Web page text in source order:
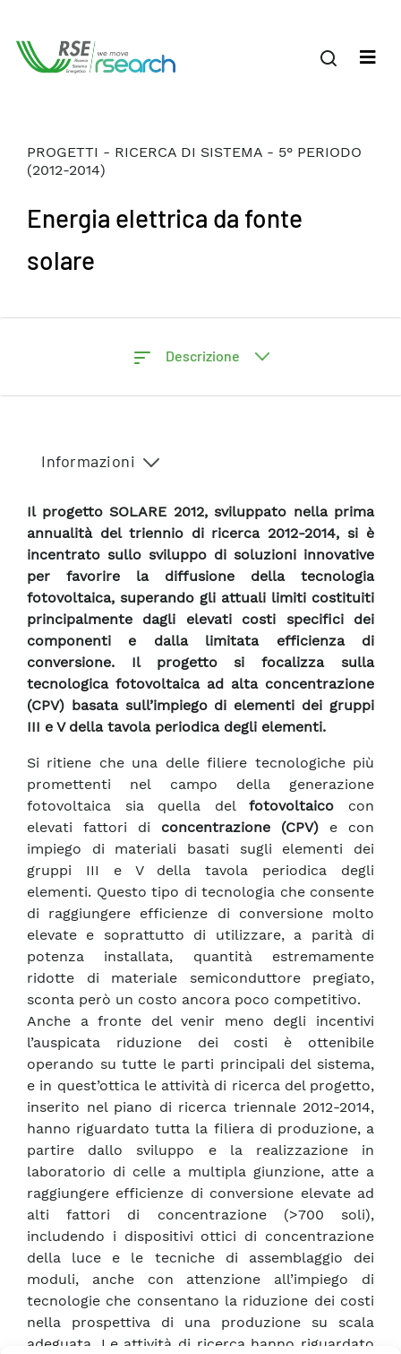
PROGETTI - RICERCA DI SISTEMA - 5° PERIODO
(2012-2014)
Energia elettrica da fonte
solare
Descrizione
Informazioni
Il progetto SOLARE 2012, sviluppato nella prima
annualità del triennio di ricerca 2012-2014, si è
incentrato sullo sviluppo di soluzioni innovative
per favorire la diffusione della tecnologia
fotovoltaica, superando gli attuali limiti costituiti
principalmente dagli elevati costi specifici dei
componenti e dalla limitata efficienza di
conversione. Il progetto si focalizza sulla
tecnologica fotovoltaica ad alta concentrazione
(CPV) basata sull’impiego di elementi dei gruppi
III e V della tavola periodica degli elementi.
Si ritiene che una delle filiere tecnologiche più
promettenti nel campo della generazione
fotovoltaica sia quella delfotovoltaico con
elevati fattori di concentrazione (CPV) e con
impiego di materiali basati sugli elementi dei
gruppi III e V della tavola periodica degli
elementi. Questo tipo di tecnologia che consente
di raggiungere efficienze di conversione molto
elevate e soprattutto di utilizzare, a parità di
potenza installata, quantità estremamente
ridotte di materiale semiconduttore pregiato,
sconta però un costo ancora poco competitivo.
Anche a fronte del venir meno degli incentivi
l’auspicata riduzione dei costi è ottenibile
operando su tutte le parti principali del sistema,
e in quest’ottica le attività di ricerca del progetto,
inserito nel piano di ricerca triennale 2012-2014,
hanno riguardato tutta la filiera di produzione, a
partire dallo sviluppo e la realizzazione in
laboratorio di celle a multipla giunzione, atte a
raggiungere efficienze di conversione elevate ad
alti fattori di concentrazione (>700 soli),
includendo i dispositivi ottici di concentrazione
della luce e le tecniche di assemblaggio dei
moduli, anche con attenzione all’impiego di
tecnologie che consentano la riduzione dei costi
nella prospettiva di una produzione su scala
adeguata. Le attività di ricerca hanno riguardato